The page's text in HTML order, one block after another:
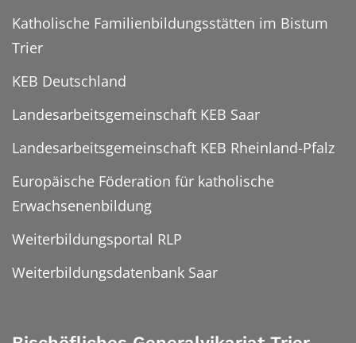
Katholische Familienbildungsstätten im Bistum
Trier
KEB Deutschland
Landesarbeitsgemeinschaft KEB Saar
Landesarbeitsgemeinschaft KEB Rheinland-Pfalz
Europäische Föderation für katholische
Erwachsenenbildung
Weiterbildungsportal RLP
Weiterbildungsdatenbank Saar